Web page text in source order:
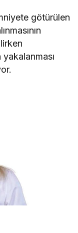
götürülen